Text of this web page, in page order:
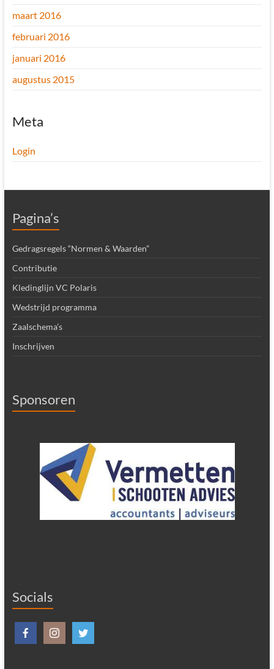
maart 2016
februari 2016
januari 2016
augustus 2015
Meta
Login
Pagina’s
Gedragsregels “Normen & Waarden”
Contributie
Kledinglijn VC Polaris
Wedstrijd programma
Zaalschema’s
Inschrijven
Sponsoren
Socials